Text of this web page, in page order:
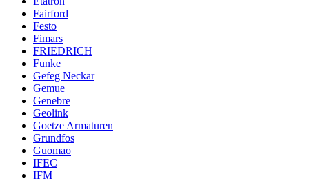
Fairford
Festo
Fimars
FRIEDRICH
Funke
Gefeg Neckar
Gemue
Genebre
Geolink
Goetze Armaturen
Grundfos
Guomao
IFEC
IFM